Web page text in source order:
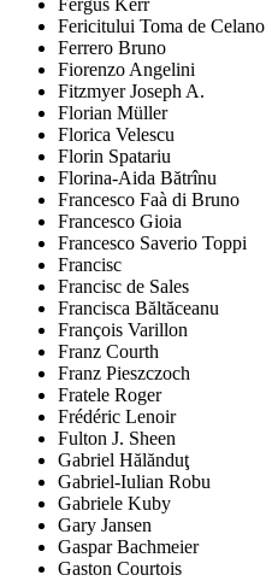
Fergus Kerr
Fericitului Toma de Celano
Ferrero Bruno
Fiorenzo Angelini
Fitzmyer Joseph A.
Florian Müller
Florica Velescu
Florin Spatariu
Florina-Aida Bătrînu
Francesco Faà di Bruno
Francesco Gioia
Francesco Saverio Toppi
Francisc
Francisc de Sales
Francisca Băltăceanu
François Varillon
Franz Courth
Franz Pieszczoch
Fratele Roger
Frédéric Lenoir
Fulton J. Sheen
Gabriel Hălănduţ
Gabriel-Iulian Robu
Gabriele Kuby
Gary Jansen
Gaspar Bachmeier
Gaston Courtois